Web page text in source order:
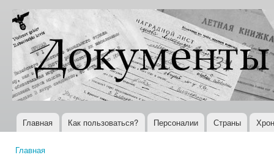
Документы
XX века
Всемирная
история в
Интернете
Главное меню
Главная Как пользоваться? Персоналии Страны
Главная